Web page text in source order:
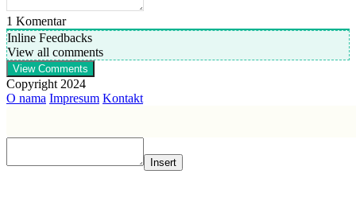
1 Komentar
Inline Feedbacks
View all comments
View Comments
Copyright 2024
O nama Impresum Kontakt
Insert